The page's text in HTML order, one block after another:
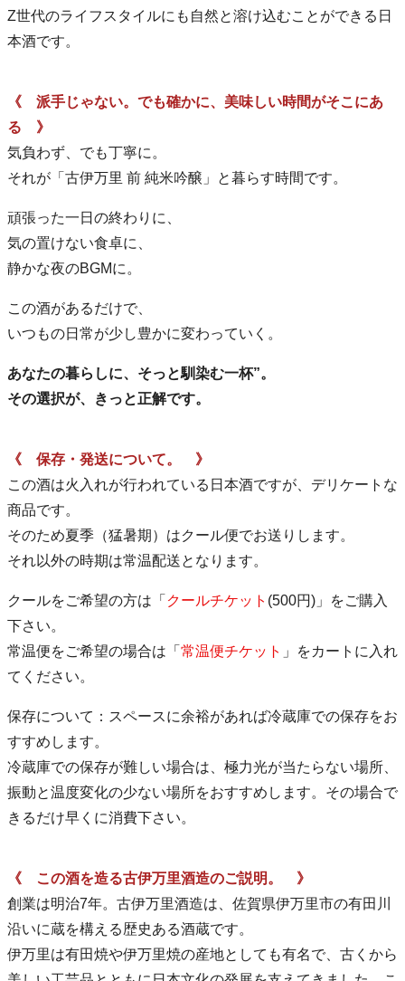
Z世代のライフスタイルにも自然と溶け込むことができる日
本酒です。
《 派手じゃない。でも確かに、美味しい時間がそこにあ
る 》
気負わず、でも丁寧に。
それが「古伊万里 前 純米吟醸」と暮らす時間です。
頑張った一日の終わりに、
気の置けない食卓に、
静かな夜のBGMに。
この酒があるだけで、
いつもの日常が少し豊かに変わっていく。
あなたの暮らしに、そっと馴染む一杯”。
その選択が、きっと正解です。
《 保存・発送について。 》
この酒は火入れが行われている日本酒ですが、デリケートな
商品です。
そのため夏季（猛暑期）はクール便でお送りします。
それ以外の時期は常温配送となります。
クールをご希望の方は「 クールチケット (500円)」をご購入
下さい。
常温便をご希望の場合は「 常温便チケット 」をカートに入れ
てください。
保存について：スペースに余裕があれば冷蔵庫での保存をお
すすめします。
冷蔵庫での保存が難しい場合は、極力光が当たらない場所、
振動と温度変化の少ない場所をおすすめします。その場合で
きるだけ早くに消費下さい。
《 この酒を造る古伊万里酒造のご説明。 》
創業は明治7年。古伊万里酒造は、佐賀県伊万里市の有田川
沿いに蔵を構える歴史ある酒蔵です。
伊万里は有田焼や伊万里焼の産地としても有名で、古くから